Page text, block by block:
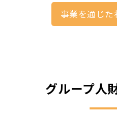
事業を通じ
グループ人